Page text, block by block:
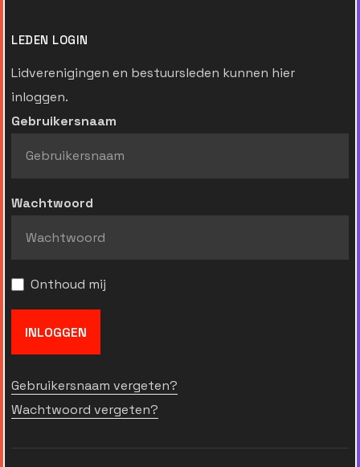
LEDEN LOGIN
Lidverenigingen en bestuursleden kunnen hier
inloggen.
Gebruikersnaam
Wachtwoord
Onthoud mij
INLOGGEN
Gebruikersnaam vergeten?
Wachtwoord vergeten?